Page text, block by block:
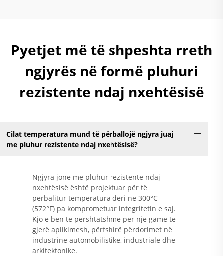
Pyetjet më të shpeshta rreth
ngjyrës në formë pluhuri
rezistente ndaj nxehtësisë
Cilat temperatura mund të përballojë ngjyra juaj
me pluhur rezistente ndaj nxehtësisë?
Ngjyra jonë me pluhur rezistente ndaj
nxehtësisë është projektuar për të
përbalitur temperatura deri në 300°C
(572°F) pa komprometuar integritetin e saj.
Kjo e bën të përshtatshme për një gamë të
gjerë aplikimesh, përfshirë përdorimet në
industrinë automobilistike, industriale dhe
arkitektonike.